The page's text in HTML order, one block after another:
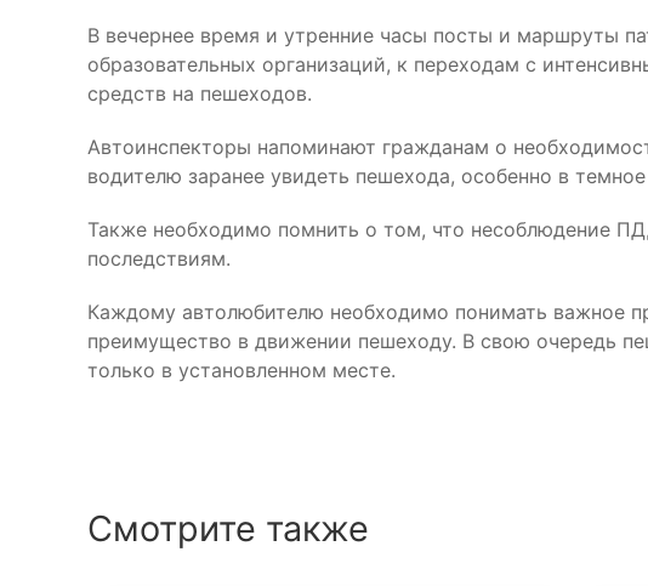
В вечернее время и утренние часы посты и маршруты
образовательных организаций, к переходам с
средств на пешеходов.
Автоинспекторы напоминают гражданам о
водителю заранее увидеть пешехода, особенно в
Также необходимо помнить о том, что несоблюдение
последствиям.
Каждому автолюбителю необходимо понимать важное
преимущество в движении пешеходу. В свою очередь
только в установленном месте.
Смотрите также